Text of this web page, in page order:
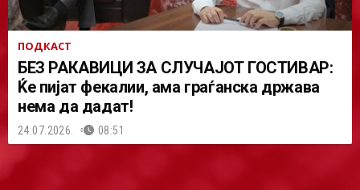
ПОДКАСТ
БЕЗ РАКАВИЦИ ЗА СЛУЧАЈОТ ГОСТИВАР:
Ќе пијат фекалии, ама граѓанска држава
нема да дадат!
24.07.2026. 08:51